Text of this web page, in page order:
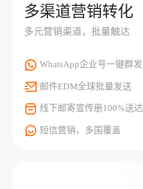
多渠道营销转化
多元营销渠道，批量触达
WhatsApp企业号一键群发
邮件EDM全球批量发送
线下邮寄宣传册100%送达
短信营销，多国覆盖